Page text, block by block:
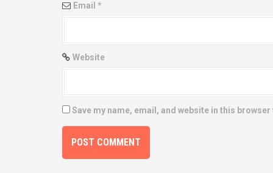
n Email *
Website
Save my name, email, and website in this